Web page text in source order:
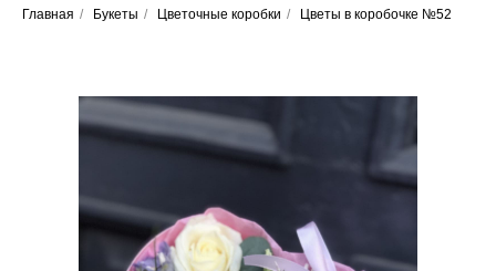
Главная / Букеты / Цветочные коробки / Цветы в коробочке №52